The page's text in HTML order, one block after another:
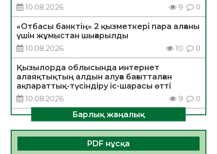
10.08.2026
9 0
«Отбасы банктің» 2 қызметкері пара алғаны
үшін жұмыстан шығарылды
10.08.2026
10 0
Қызылорда облысында интернет
алаяқтықтың алдын алуға бағытталған
ақпараттық-түсіндіру іс-шарасы өтті
10.08.2026
9 0
САНАЛЫ ТАҢДАУ – ЖАРҚЫН БОЛАШАҚҚА
10.08.2026
18 0
Барлық жаңалық
PDF нұсқа